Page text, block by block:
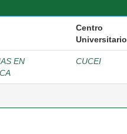
Centro
Universitario
EN
CUCEI